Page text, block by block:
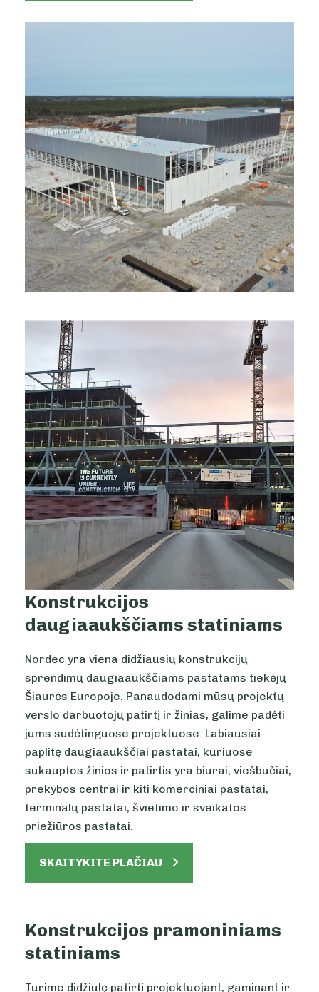
Konstrukcijos
daugiaaukščiams statiniams
Nordec yra viena didžiausių konstrukcijų
sprendimų daugiaaukščiams pastatams tiekėjų
Šiaurės Europoje. Panaudodami mūsų projektų
verslo darbuotojų patirtį ir žinias, galime padėti
jums sudėtinguose projektuose. Labiausiai
paplitę daugiaaukščiai pastatai, kuriuose
sukauptos žinios ir patirtis yra biurai, viešbučiai,
prekybos centrai ir kiti komerciniai pastatai,
terminalų pastatai, švietimo ir sveikatos
priežiūros pastatai.
SKAITYKITE PLAČIAU
Konstrukcijos pramoniniams
statiniams
Turime didžiulę patirtį projektuojant, gaminant ir